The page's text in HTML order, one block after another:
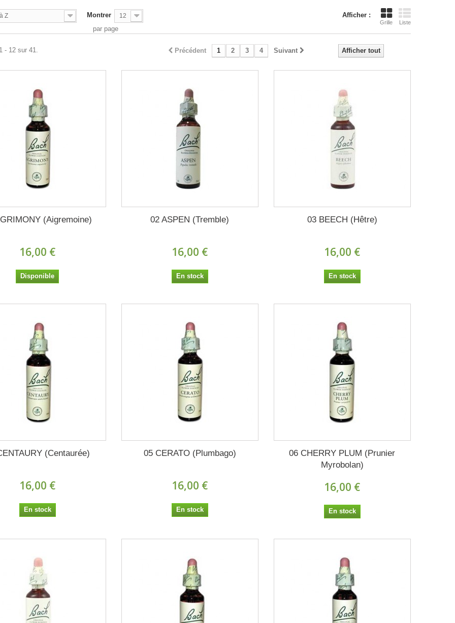
Afficher :
Grille Liste
Z Montrer 12
par page
Afficher tout
Précédent 1 2 3 4 Suivant
- 12 sur 41.
(Aigremoine)
16,00 €
Disponible
02 ASPEN (Tremble)
16,00 €
En stock
03 BEECH (Hêtre)
16,00 €
En stock
(Centaurée)
16,00 €
En stock
05 CERATO (Plumbago)
16,00 €
En stock
06 CHERRY PLUM (Prunier
Myrobolan)
16,00 €
En stock